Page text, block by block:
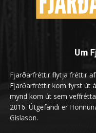
Um
Fjarðarfréttir flytja fréttir
Fjarðarfréttir kom fyrst út
mynd kom út sem
2016. Útgefandi er
Gíslason.